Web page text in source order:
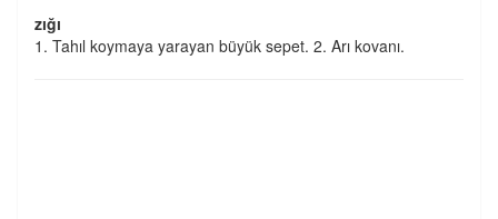
zığı
1. Tahıl koymaya yarayan büyük sepet. 2. Arı kovanı.